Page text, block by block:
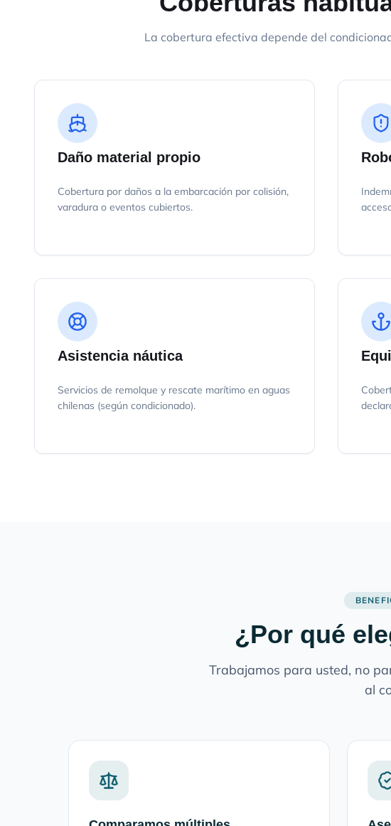
La cobertura efectiva depende del
Daño material propio
Cobertura por daños a la embarcación por colisión,
varadura o eventos cubiertos.
Asistencia náutica
Servicios de remolque y rescate marítimo en aguas
chilenas (según condicionado).
¿Por qué
Trabajamos para usted, no
al